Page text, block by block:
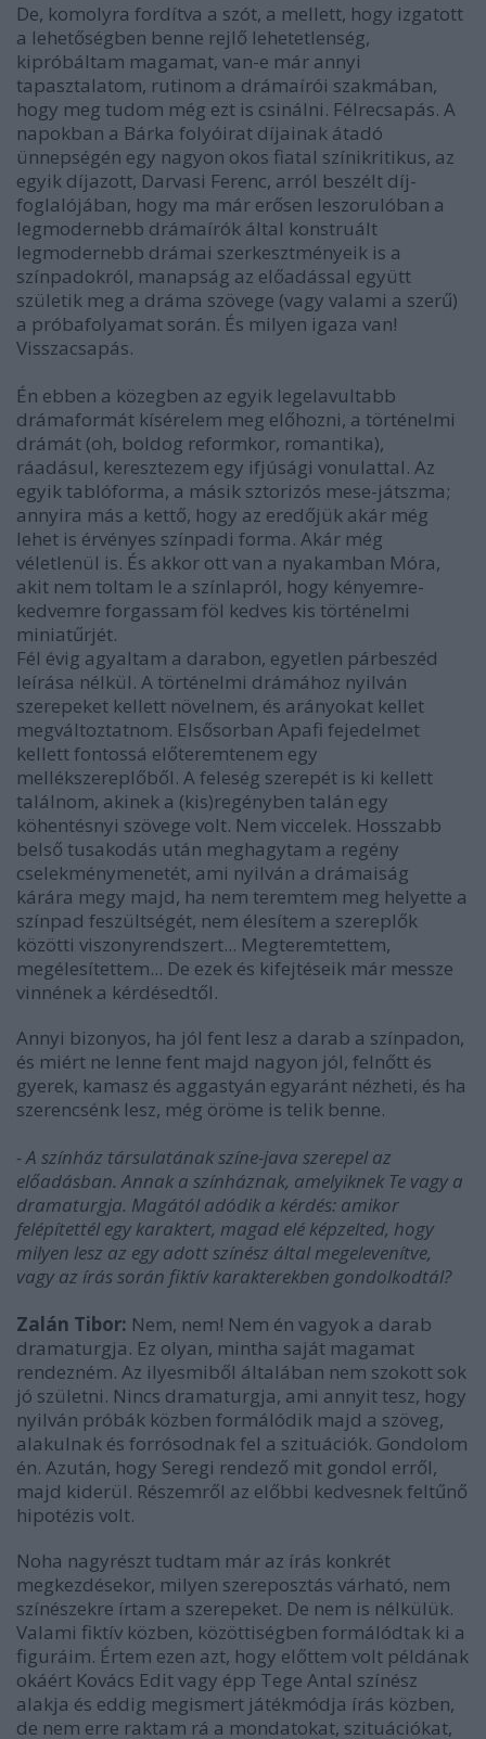
De, komolyra fordítva a szót, a mellett, hogy izgatott
a lehetőségben benne rejlő lehetetlenség,
kipróbáltam magamat, van-e már annyi
tapasztalatom, rutinom a drámaírói szakmában,
hogy meg tudom még ezt is csinálni. Félrecsapás. A
napokban a Bárka folyóirat díjainak átadó
ünnepségén egy nagyon okos fiatal színikritikus, az
egyik díjazott, Darvasi Ferenc, arról beszélt díj-
foglalójában, hogy ma már erősen leszorulóban a
legmodernebb drámaírók által konstruált
legmodernebb drámai szerkesztményeik is a
színpadokról, manapság az előadással együtt
születik meg a dráma szövege (vagy valami a szerű)
a próbafolyamat során. És milyen igaza van!
Visszacsapás.
Én ebben a közegben az egyik legelavultabb
drámaformát kísérelem meg előhozni, a történelmi
drámát (oh, boldog reformkor, romantika),
ráadásul, keresztezem egy ifjúsági vonulattal. Az
egyik tablóforma, a másik sztorizós mese-játszma;
annyira más a kettő, hogy az eredőjük akár még
lehet is érvényes színpadi forma. Akár még
véletlenül is. És akkor ott van a nyakamban Móra,
akit nem toltam le a színlapról, hogy kényemre-
kedvemre forgassam föl kedves kis történelmi
miniatűrjét.
Fél évig agyaltam a darabon, egyetlen párbeszéd
leírása nélkül. A történelmi drámához nyilván
szerepeket kellett növelnem, és arányokat kellet
megváltoztatnom. Elsősorban Apafi fejedelmet
kellett fontossá előteremtenem egy
mellékszereplőből. A feleség szerepét is ki kellett
találnom, akinek a (kis)regényben talán egy
köhentésnyi szövege volt. Nem viccelek. Hosszabb
belső tusakodás után meghagytam a regény
cselekménymenetét, ami nyilván a drámaiság
kárára megy majd, ha nem teremtem meg helyette a
színpad feszültségét, nem élesítem a szereplők
közötti viszonyrendszert... Megteremtettem,
megélesítettem... De ezek és kifejtéseik már messze
vinnének a kérdésedtől.
Annyi bizonyos, ha jól fent lesz a darab a színpadon,
és miért ne lenne fent majd nagyon jól, felnőtt és
gyerek, kamasz és aggastyán egyaránt nézheti, és ha
szerencsénk lesz, még öröme is telik benne.
- A színház társulatának színe-java szerepel az
előadásban. Annak a színháznak, amelyiknek Te vagy a
dramaturgja. Magától adódik a kérdés: amikor
felépítettél egy karaktert, magad elé képzelted, hogy
milyen lesz az egy adott színész által megelevenítve,
vagy az írás során fiktív karakterekben gondolkodtál?
Zalán Tibor: Nem, nem! Nem én vagyok a darab
dramaturgja. Ez olyan, mintha saját magamat
rendezném. Az ilyesmiből általában nem szokott sok
jó születni. Nincs dramaturgja, ami annyit tesz, hogy
nyilván próbák közben formálódik majd a szöveg,
alakulnak és forrósodnak fel a szituációk. Gondolom
én. Azután, hogy Seregi rendező mit gondol erről,
majd kiderül. Részemről az előbbi kedvesnek feltűnő
hipotézis volt.
Noha nagyrészt tudtam már az írás konkrét
megkezdésekor, milyen szereposztás várható, nem
színészekre írtam a szerepeket. De nem is nélkülük.
Valami fiktív közben, közöttiségben formálódtak ki a
figuráim. Értem ezen azt, hogy előttem volt példának
okáért Kovács Edit vagy épp Tege Antal színész
alakja és eddig megismert játékmódja írás közben,
de nem erre raktam rá a mondatokat, szituációkat,